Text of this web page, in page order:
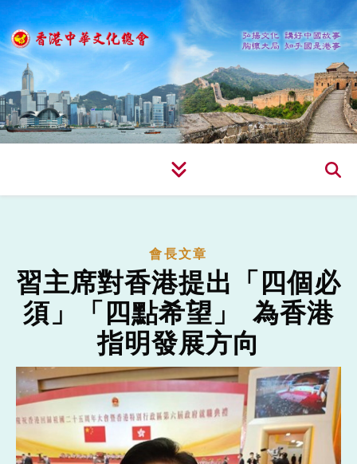
會長文章
習主席對香港提出「四個必
須」「四點希望」 為香港
指明發展方向